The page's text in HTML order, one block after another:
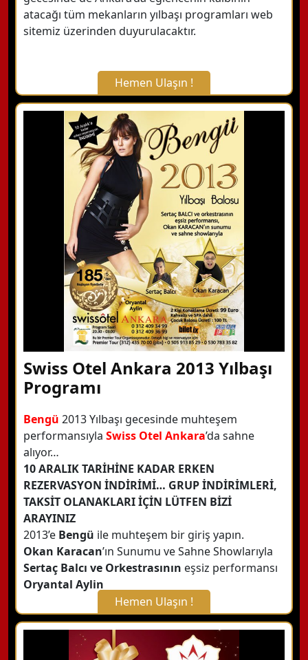
atacağı tüm mekanların yılbaşı programları web
sitemiz üzerinden duyurulacaktır.
Hemen Ulaşın !
X Kapat
WhatsApp ile Bilgi Alın
Hemen Arayın
Detaylı Bilgi Alın
Swiss Otel Ankara 2013 Yılbaşı
Programı
Bengü 2013 Yılbaşı gecesinde muhteşem
performansıyla Swiss Otel Ankara’da sahne
alıyor…
10 ARALIK TARİHİNE KADAR ERKEN
REZERVASYON İNDİRİMİ… GRUP İNDİRİMLERİ,
TAKSİT OLANAKLARI İÇİN LÜTFEN BİZİ
ARAYINIZ
2013’e Bengü ile muhteşem bir giriş yapın.
Okan Karacan’ın Sunumu ve Sahne Showlarıyla
Sertaç Balcı ve Orkestrasının eşsiz performansı
Oryantal Aylin
Hemen Ulaşın !
X Kapat